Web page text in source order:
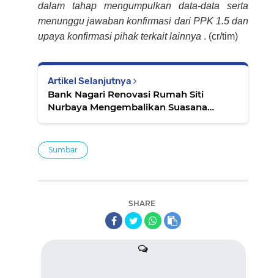
dalam tahap mengumpulkan data-data serta
menunggu jawaban konfirmasi dari PPK 1.5 dan
upaya konfirmasi pihak terkait lainnya . (cr/tim)
Artikel Selanjutnya
Bank Nagari Renovasi Rumah Siti
Nurbaya Mengembalikan Suasana
Sumbar
SHARE